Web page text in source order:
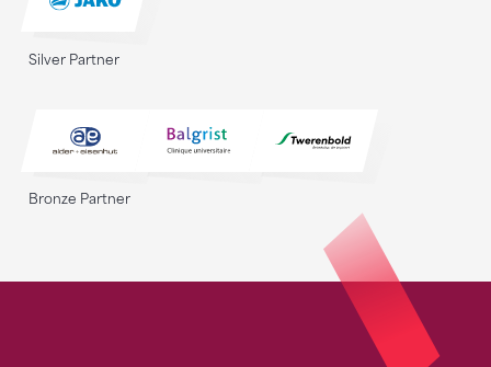
Silver Partner
Bronze Partner